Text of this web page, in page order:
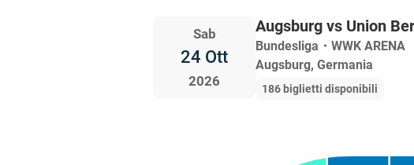
Sab
24 Ott
2026
Augsburg vs Union
Bundesliga ・ WWK ARENA
Augsburg, Germania
186 biglietti disponibili